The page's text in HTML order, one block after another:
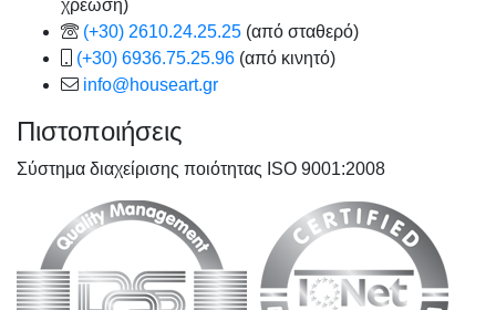
χρέωση)
(+30) 2610.24.25.25 (από σταθερό)
(+30) 6936.75.25.96 (από κινητό)
info@houseart.gr
Πιστοποιήσεις
Σύστημα διαχείρισης ποιότητας ISO 9001:2008